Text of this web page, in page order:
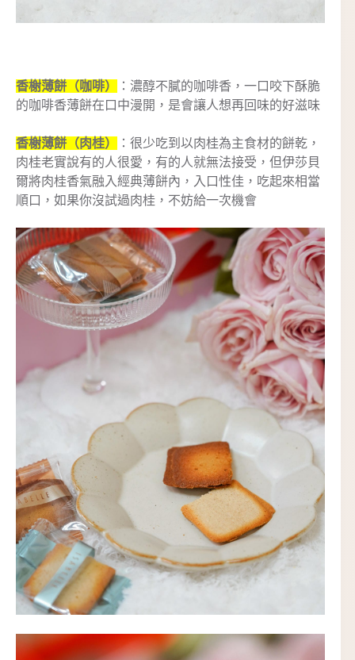
香榭薄餅（咖啡）
：濃醇不膩的咖啡香，一口咬下酥脆
的咖啡香薄餅在口中漫開，是會讓人想再回味的好滋味
香榭薄餅（肉桂）
：很少吃到以肉桂為主食材的餅乾，
肉桂老實說有的人很愛，有的人就無法接受，但伊莎貝
爾將肉桂香氣融入經典薄餅內，入口性佳，吃起來相當
順口，如果你沒試過肉桂，不妨給一次機會